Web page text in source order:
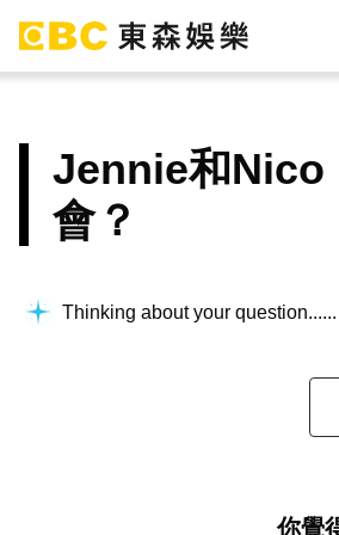
Jennie和Nico
會？
Thinking about your question...
你覺